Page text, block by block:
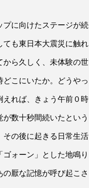
プに向けたステージが続
ても東日本大震災に触れ
ら久しく、未体験の世
こにいたか。どうやっ
れば、きょう午前０時
数十秒間続いたという
その後に起きる日常生活
ォーン」とした地鳴り
厭な記憶が呼び起こさ